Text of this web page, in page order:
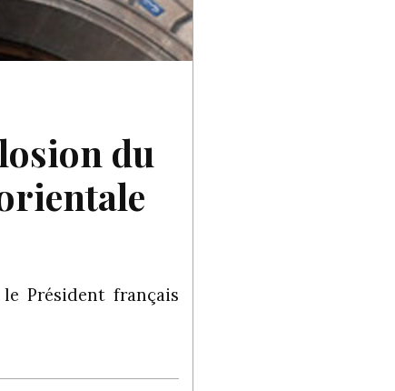
du
Président français